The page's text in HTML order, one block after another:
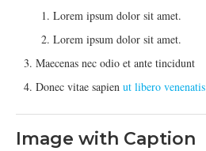
Lorem ipsum dolor sit amet.
Lorem ipsum dolor sit amet.
Maecenas nec odio et ante tincidunt
Donec vitae sapien ut libero venenatis
Image with Caption